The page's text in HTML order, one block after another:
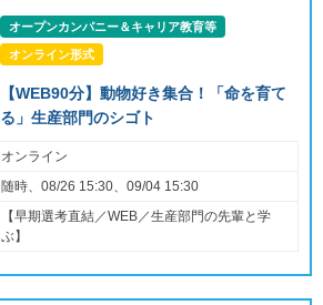
オープンカンパニー＆キャリア教育等
オンライン形式
【WEB90分】動物好き集合！「命を育て
る」生産部門のシゴト
オンライン
随時、08/26 15:30、09/04 15:30
【早期選考直結／WEB／生産部門の先輩と学
ぶ】